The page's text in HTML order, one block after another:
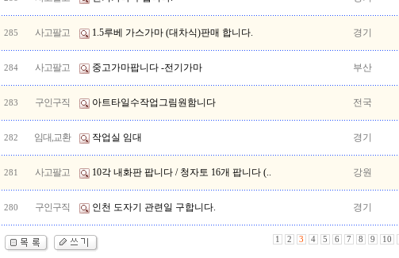
285 사고팔고 1.5루베 가스가마 (대차식)판매 합니다. 경기
284 사고팔고 중고가마팝니다 -전기가마 부산
283 구인구직 아트타일수작업그림원함니다 전국
282 임대,교환 작업실 임대 경기
281 사고팔고 10각 내화판 팝니다 / 청자토 16개 팝니다 (.. 강원
280 구인구직 인천 도자기 관련일 구합니다. 경기
1 2 3 4 5 6 7 8 9 10